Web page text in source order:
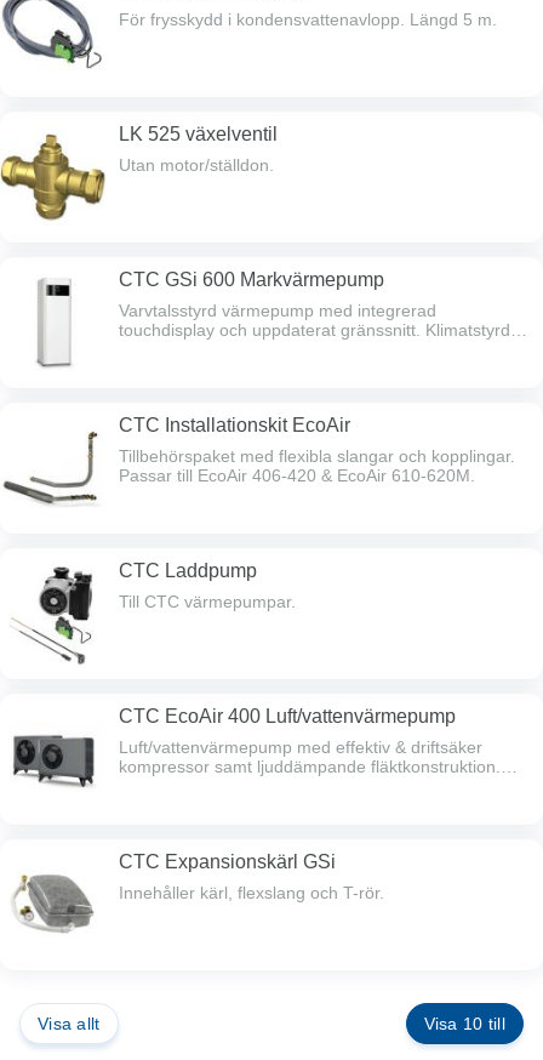
För frysskydd i kondensvattenavlopp. Längd 5 m.
LK 525 växelventil
Utan motor/ställdon.
CTC GSi 600 Markvärmepump
Varvtalsstyrd värmepump med integrerad
touchdisplay och uppdaterat gränssnitt. Klimatstyrd
styra två värmesystem som standard, med tbh. kan
den kompletteras med t.ex. solvärme, vattenmantlad
kamin, pool eller passiv kyla. Internetuppkoppling
som standard samt förberedd för anslutning mot
magnetfilter för retur värmesystem, manometer,
smutsfilter för kallvatten, automatiska avluftare,
säkerhetsventil för brine 3 bar och för värmesystem
CTC Installationskit EcoAir
Tillbehörspaket med flexibla slangar och kopplingar.
Passar till EcoAir 406-420 & EcoAir 610-620M.
CTC Laddpump
Till CTC värmepumpar.
CTC EcoAir 400 Luft/vattenvärmepump
Luft/vattenvärmepump med effektiv & driftsäker
kompressor samt ljuddämpande fläktkonstruktion.
tillsammans med EcoZenith i250/255, i350/360 eller
i550/555 Pro.*) W35 & A -7/+2/+7 °C enl. EN14511.
CTC Expansionskärl GSi
Innehåller kärl, flexslang och T-rör.
Visa allt Visa 10 till